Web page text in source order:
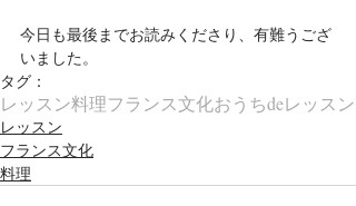
今日も最後までお読みくださり、有難うござ
いました。
タグ：
レッスン料理フランス文化おうちdeレッスン
レッスン
フランス文化
料理